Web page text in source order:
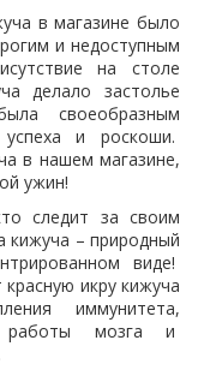
в магазине было
и недоступным
на столе
делало застолье
своеобразным
и роскоши.
в нашем магазине,
ужин!
следит за своим
кижуча – природный
виде!
икру кижуча
иммунитета,
работы мозга и